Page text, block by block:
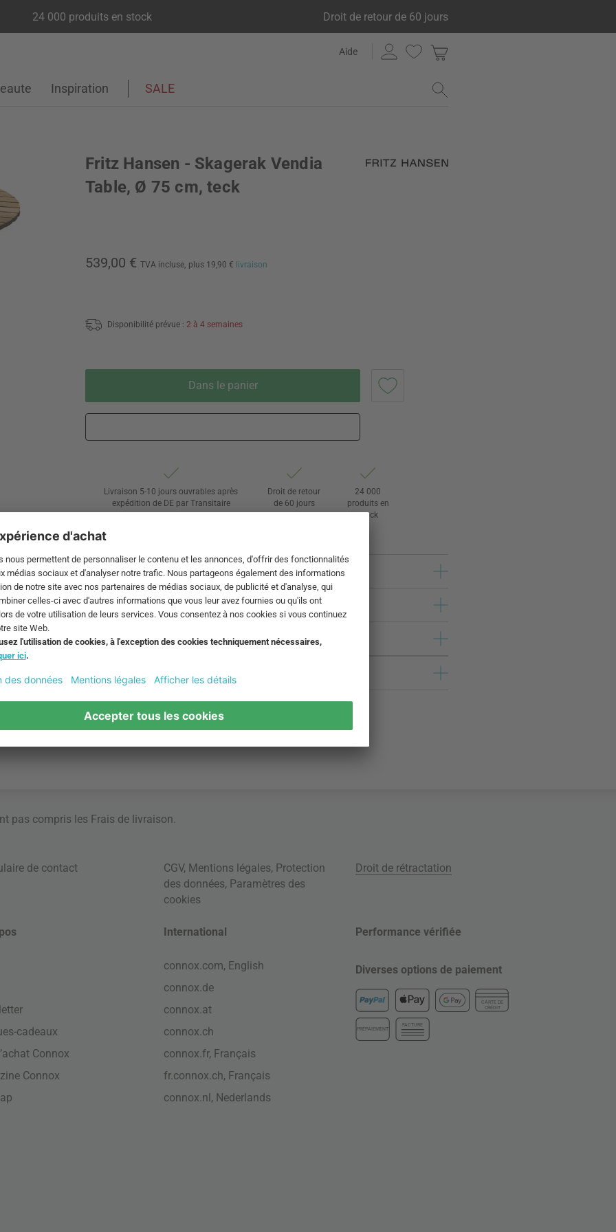
24 000 produits en stock Droit de retour de 60 jours
Aide
Inspiration SALE
Fritz Hansen - Skagerak Vendia
Table, Ø 75 cm, teck
539,00 € TVA incluse, plus 19,90 € livraison
Disponibilité prévue : 2 à 4 semaines
Dans le panier
Livraison 5-10 jours ouvrables après
expédition de DE par Transitaire
Droit de retour
de 60 jours
24 000
produits en
stock
pas compris les Frais de livraison
de contact CGV, Mentions légales, Protection
des données, Paramètres des
cookies
Droit de rétractation
cadeaux
Connox
Connox
International
connox.com, English
connox.de
connox.at
connox.ch
connox.fr, Français
fr.connox.ch, Français
connox.nl, Nederlands
Performance vérifiée
Diverses options de paiement
CARTE DE
CRÉDIT
PRÉPAIEMENT
FACTURE